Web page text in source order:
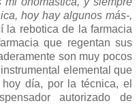
hoy hay algunos más-,
la rebotica de la farmacia
que regentan sus
son muy pocos
elemental que
día, por la técnica, el
autorizado de